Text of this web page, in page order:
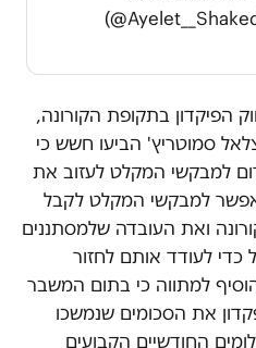
הפיקדון בתקופת הקורונה,
סמוטריץ' הביעו חשש כי
למבקשי המקלט לעזוב את
למבקשי המקלט לקבל
ואת העובדה שלמסתננים
כדי לעודד אותם לחזור
למתווה כי בתום המשבר
את הסכומים שנמשכו
החודשיים הקבועים